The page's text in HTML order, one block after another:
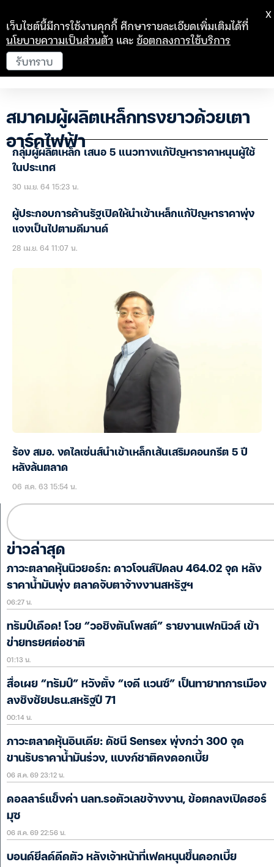
สมาคมผู้ผลิตเหล็กทรงยาวด้วยเตา
อาร์คไฟฟ้า
กลุ่มผู้ผลิตเหล็ก เสนอ 5 แนวทางแก้ปัญหาราคาหนุนผู้ใช้
ในประเทศ
30 เม.ย. 64 15:23 น.
ผู้ประกอบการค้านรัฐเปิดให้นำเข้าเหล็กแก้ปัญหาราคาพุ่ง
แจงเป็นไปตามดีมานด์
28 เม.ย. 64 11:07 น.
ร้อง สมอ. งดไลเซ่นส์นำเข้าเหล็กเส้นเสริมคอนกรีต 5 ปี
หลังล้นตลาด
06 ส.ค. 63 15:54 น.
ข่าวล่าสุด
ภาวะตลาดหุ้นนิวยอร์ก: ดาวโจนส์ปิดลบ 464.02 จุด หลัง
ราคาน้ำมันพุ่ง ตลาดจับตาจ้างงานสหรัฐฯ
06:27 น.
ทรัมป์เดือด! โวย “วอชิงตันโพสต์” รายงานเฟกนิวส์ เข้า
ข่ายทรยศต่อชาติ
01:13 น.
สื่อเผย “ทรัมป์” หวังตั้ง “เจดี แวนซ์” เป็นทายาทการเมือง
ลงชิงชัยปธน.สหรัฐปี 71
00:14 น.
ภาวะตลาดหุ้นอินเดีย: ดัชนี Sensex พุ่งกว่า 300 จุด
ขานรับราคาน้ำมันร่วง, แบงก์ชาติคงดอกเบี้ย
06 ส.ค. 69 23:12 น.
ดอลลาร์แข็งค่า นลท.รอตัวเลขจ้างงาน, ข้อตกลงเปิดฮอร์
มุซ
06 ส.ค. 69 22:56 น.
บอนด์ยีลด์ดีดตัว หลังเจ้าหน้าที่เฟดหนุนขึ้นดอกเบี้ย
เว็บไซต์นี้มีการใช้งานคุกกี้ ศึกษารายละเอียดเพิ่มเติมได้ที่
นโยบายความเป็นส่วนตัว และข้อตกลงการใช้บริการ
รับทราบ
X